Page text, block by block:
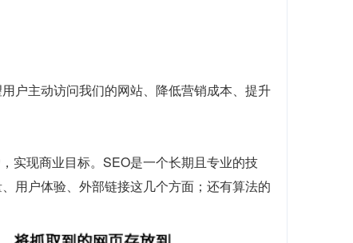
户主动访问我们的网站、降低营销成本、提升
实现商业目标。SEO是一个长期且专业的技
用户体验、外部链接这几个方面；还有算法的